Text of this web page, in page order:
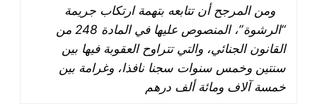
ومن المرجح أن تتابعه بتهمة ارتكاب جريمة
“الرشوة”، المنصوص عليها في المادة 248 من
القانون الجنائي، والتي تتراوح العقوبة فيها بين
سنتين وخمس سنوات سجنا نافذا، وغرامة بين
خمسة آلاف ومائة ألف درهم